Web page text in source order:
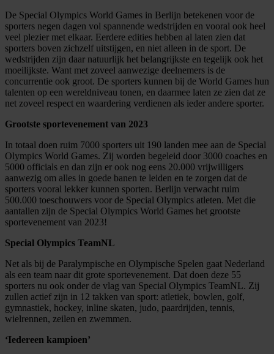
De Special Olympics World Games in Berlijn betekenen voor de
sporters negen dagen vol spannende wedstrijden en vooral ook heel
veel plezier met elkaar. Eerdere edities hebben al laten zien dat
sporters boven zichzelf uitstijgen, en niet alleen in de sport. De
wedstrijden zijn daar natuurlijk het belangrijkste en tegelijk ook het
moeilijkste. Want met zoveel aanwezige deelnemers is de
concurrentie ook groot. De sporters kunnen bij de World Games hun
talenten op een wereldniveau tonen, en daarmee laten ze zien dat ze
net zoveel respect en waardering verdienen als ieder andere sporter.
Grootste sportevenement van 2023
In totaal doen ruim 7000 sporters uit 190 landen mee aan de Special
Olympics World Games. Zij worden begeleid door 3000 coaches en
5000 officials en dan zijn er ook nog eens 20.000 vrijwilligers
aanwezig om alles in goede banen te leiden en te zorgen dat de
sporters vooral lekker kunnen sporten. Berlijn verwacht ruim
500.000 toeschouwers voor de Special Olympics atleten. Met die
aantallen zijn de Special Olympics World Games het grootste
sportevenement van 2023!
Special Olympics TeamNL
Net als bij de Paralympische en Olympische Spelen gaat Nederland
als een team naar dit grote sportevenement. Dat doen deze 55
sporters nu ook onder de vlag van Special Olympics TeamNL. Zij
zullen actief zijn in 12 takken van sport: atletiek, bowlen, golf,
gymnastiek, hockey, inline skaten, judo, paardrijden, tennis,
wielrennen, zeilen en zwemmen.
‘Iedereen kampioen’